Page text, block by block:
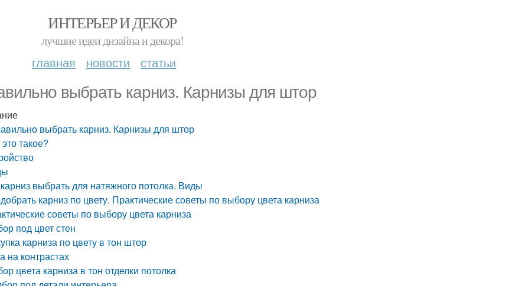
ИНТЕРЬЕР И ДЕКОР
лучшие идеи дизайна и декора!
главная новости статьи
выбрать карниз. Карнизы для штор
выбрать карниз. Карнизы для штор
такое?
выбрать для натяжного потолка. Виды
карниз по цвету. Практические советы по выбору цвета карниза
советы по выбору цвета карниза
под цвет стен
карниза по цвету в тон штор
на контрастах
цвета карниза в тон отделки потолка